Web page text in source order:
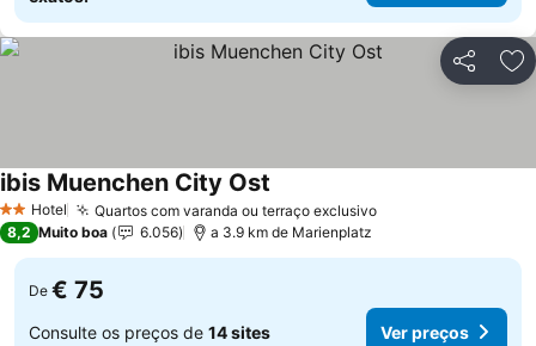
Partilhar
2 Estrelas
Hotel Quartos com varanda ou terraço exclusivoVer preços
ibis Muenchen City Ost
8,2 Muito boa 6.056 a 3.9 km de Marienplatz
De € 75
Consulte os preços de 14 sites Ver preços